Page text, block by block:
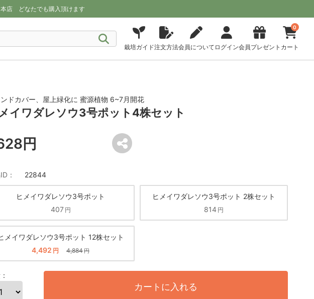
本店 どなたでも購入頂けます
栽培ガイド注文方法会員について ログイン会員プレゼント
0
カート
ドカバー、屋上緑化に 蜜源植物 6~7月開花
イワダレソウ3号ポット4株セット
円
： 22844
ヒメイワダレソウ3号ポット
407 円
ヒメイワダレソウ3号ポット 2株セット
814 円
メイワダレソウ3号ポット 12株セット
4,492 円 4,884円
カートに入れる